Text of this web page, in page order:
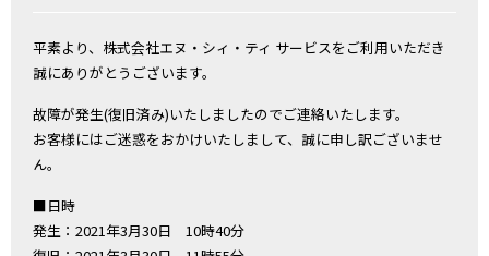
平素より、株式会社エヌ・シィ・ティ サービスをご利用いただき
誠にありがとうございます。
故障が発生(復旧済み)いたしましたのでご連絡いたします。
お客様にはご迷惑をおかけいたしまして、誠に申し訳ございませ
ん。
■日時
発生：2021年3月30日 10時40分